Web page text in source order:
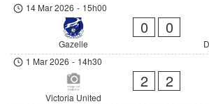
14 Mar 2026 - 15h00
Gazelle
0 0
1 Mar 2026 - 14h30
Victoria United
2 2